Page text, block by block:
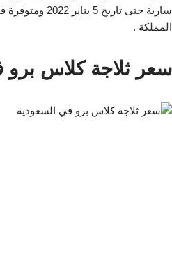
سارية حتى تاريخ
المملكة .
سعر ثلاجة كلاس برو